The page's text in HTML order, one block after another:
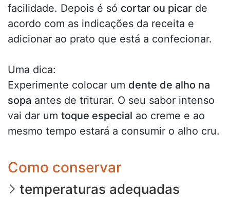
facilidade. Depois é só cortar ou picar de
acordo com as indicações da receita e
adicionar ao prato que está a confecionar.
Uma dica:
Experimente colocar um dente de alho na
sopa antes de triturar. O seu sabor intenso
vai dar um toque especial ao creme e ao
mesmo tempo estará a consumir o alho cru.
Como conservar
temperaturas adequadas